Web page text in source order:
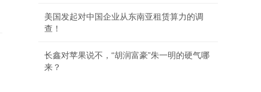
美国发起对中国企业从东南亚租赁算力的调
查！
长鑫对苹果说不，“胡润富豪”朱一明的硬气哪
来？